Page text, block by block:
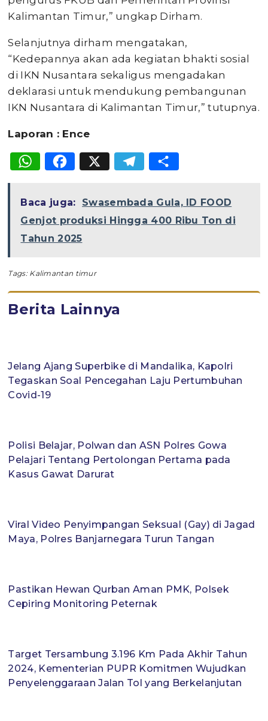
Kalimantan Timur,” ungkap Dirham.
Selanjutnya dirham mengatakan,
“Kedepannya akan ada kegiatan bhakti sosial
di IKN Nusantara sekaligus mengadakan
deklarasi untuk mendukung pembangunan
IKN Nusantara di Kalimantan Timur,” tutupnya.
Laporan : Ence
WhatsApp
Facebook
X Telegram
Baca juga:
Swasembada Gula, ID FOOD
Genjot produksi Hingga 400 Ribu Ton di
Tahun 2025
Tags: Kalimantan timur
Berita Lainnya
Jelang Ajang Superbike di Mandalika, Kapolri
Tegaskan Soal Pencegahan Laju Pertumbuhan
Covid-19
Polisi Belajar, Polwan dan ASN Polres Gowa
Pelajari Tentang Pertolongan Pertama pada
Kasus Gawat Darurat
Viral Video Penyimpangan Seksual (Gay) di Jagad
Maya, Polres Banjarnegara Turun Tangan
Pastikan Hewan Qurban Aman PMK, Polsek
Cepiring Monitoring Peternak
Target Tersambung 3.196 Km Pada Akhir Tahun
2024, Kementerian PUPR Komitmen Wujudkan
Penyelenggaraan Jalan Tol yang Berkelanjutan